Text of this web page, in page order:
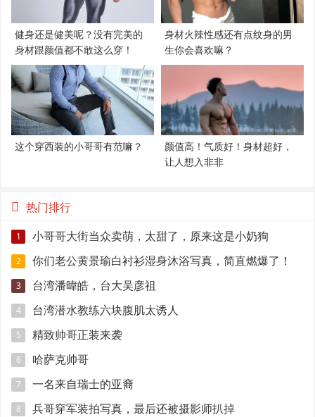
健身还是健美呢？没有完美的
身材跟颜值都不敢这么穿！
身材火辣性感还有点纹身的男
生你会喜欢嘛？
这个穿西装的小哥哥有范嘛？
颜值高！气质好！身材超好，
让人想入非非
热门排行
1 小哥哥大街当众卖萌，太甜了，原来这是小奶狗
2 你们老公黄景瑜白衬衫湿身沐浴写真，简直燃爆了！
3 台湾潘暐皓，台大吴彦祖
4 台湾潜水教练六块腹肌太诱人
5 精致帅哥正装来袭
6 哈萨克帅哥
7 一名来自瑞士的亚裔
8 兵哥穿军装拍写真，最后还被摄影师扒掉